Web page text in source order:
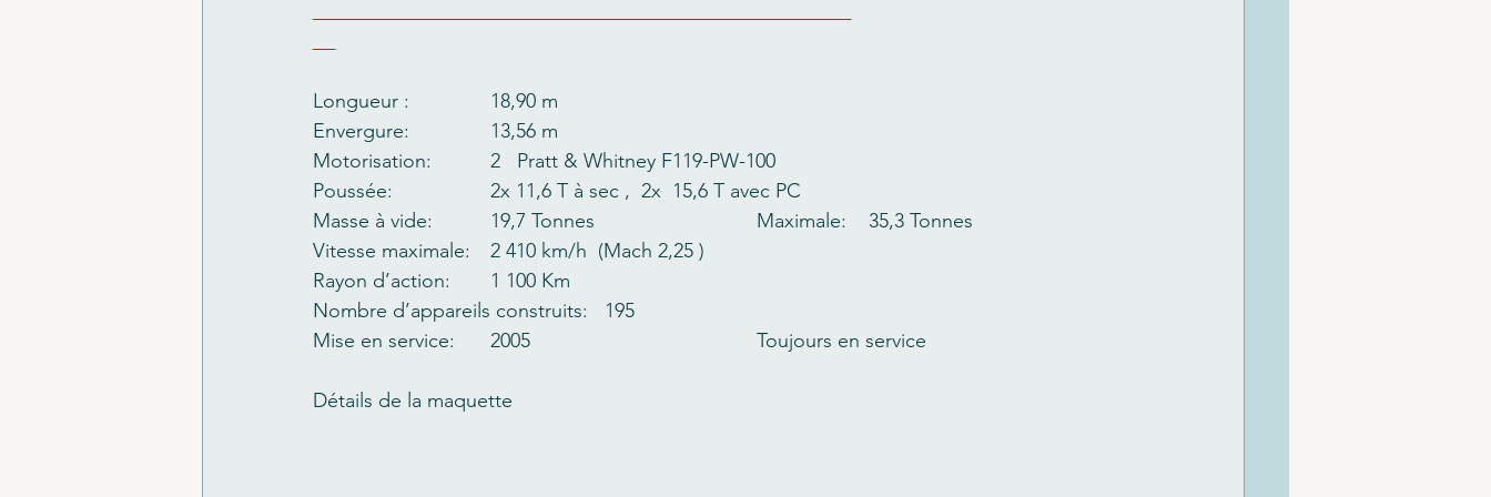
Longueur :    		18,90 m
Envergure:    		13,56 m
Motorisation:    	2   Pratt & Whitney F119-PW-100
Poussée:   		2x 11,6 T à sec ,  2x  15,6 T avec PC
Masse à vide:      	19,7 Tonnes       			Maximale:    35,3 Tonnes
Vitesse maximale:  	2 410 km/h  (Mach 2,25 )
Rayon d’action:   	1 100 Km
Nombre d’appareils construits:   195
Mise en service:   	2005  					Toujours en service
Détails de la maquette